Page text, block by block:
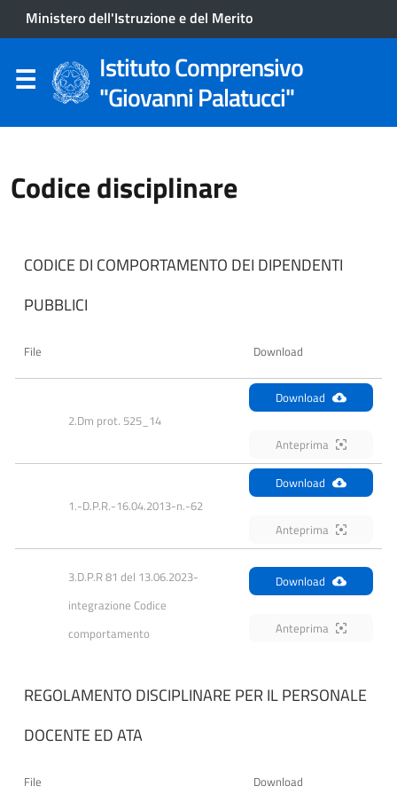
Ministero dell'Istruzione e del Merito
Istituto Comprensivo
"Giovanni Palatucci"
Codice disciplinare
CODICE DI COMPORTAMENTO DEI DIPENDENTI
PUBBLICI
File Download
2.Dm prot. 525_14
Download
Anteprima
1.-D.P.R.-16.04.2013-n.-62
Download
Anteprima
3.D.P.R 81 del 13.06.2023-
integrazione Codice
comportamento
Download
Anteprima
REGOLAMENTO DISCIPLINARE PER IL PERSONALE
DOCENTE ED ATA
File Download